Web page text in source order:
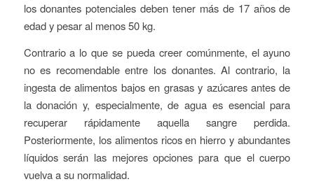
los donantes potenciales deben tener más de 17 años de
edad y pesar al menos 50 kg.
Contrario a lo que se pueda creer comúnmente, el ayuno
no es recomendable entre los donantes. Al contrario, la
ingesta de alimentos bajos en grasas y azúcares antes de
la donación y, especialmente, de agua es esencial para
recuperar rápidamente aquella sangre perdida.
Posteriormente, los alimentos ricos en hierro y abundantes
líquidos serán las mejores opciones para que el cuerpo
vuelva a su normalidad.